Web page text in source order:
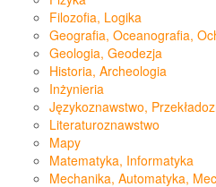
Filozofia, Logika
Geografia, Oceanografia,
Geologia, Geodezja
Historia, Archeologia
Inżynieria
Językoznawstwo,
Literaturoznawstwo
Mapy
Matematyka, Informatyka
Mechanika, Automatyka,